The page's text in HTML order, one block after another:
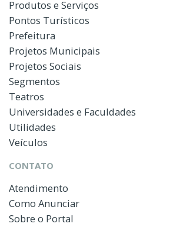
Produtos e Serviços
Pontos Turísticos
Prefeitura
Projetos Municipais
Projetos Sociais
Segmentos
Teatros
Universidades e Faculdades
Utilidades
Veículos
CONTATO
Atendimento
Como Anunciar
Sobre o Portal